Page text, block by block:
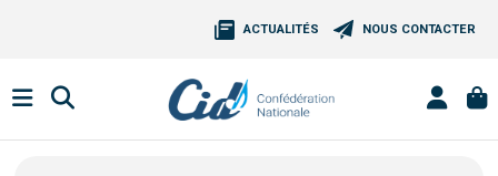
ACTUALITÉS NOUS CONTACTER